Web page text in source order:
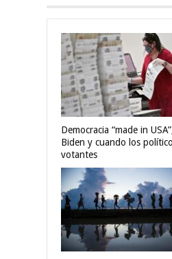
Democracia “made in
Biden y cuando los
votantes